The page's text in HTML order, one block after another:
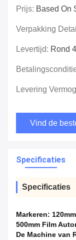
Prijs: Based On
Verpakking
Levertijd: Rond
Levering
Vind de
Specificaties
Specificaties
Markeren:
500mm Film
De Machine van